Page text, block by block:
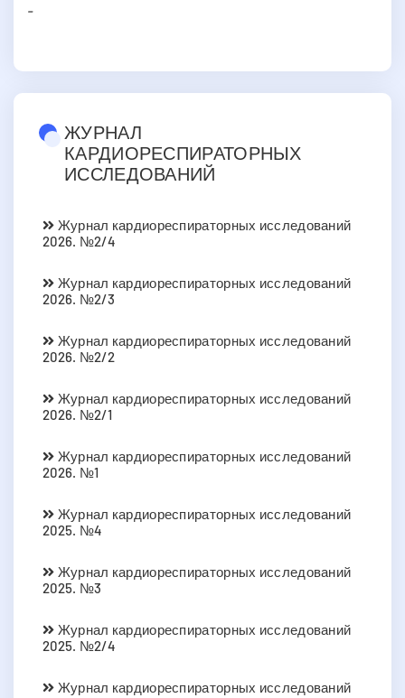
-
ЖУРНАЛ
КАРДИОРЕСПИРАТОРНЫХ
ИССЛЕДОВАНИЙ
Журнал кардиореспираторных исследований
2026. №2/4
Журнал кардиореспираторных исследований
2026. №2/3
Журнал кардиореспираторных исследований
2026. №2/2
Журнал кардиореспираторных исследований
2026. №2/1
Журнал кардиореспираторных исследований
2026. №1
Журнал кардиореспираторных исследований
2025. №4
Журнал кардиореспираторных исследований
2025. №3
Журнал кардиореспираторных исследований
2025. №2/4
Журнал кардиореспираторных исследований